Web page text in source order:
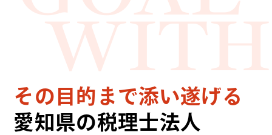
WITH
その目的まで添い遂げる
愛知県の税理士法人